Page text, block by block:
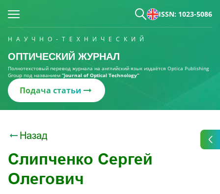
ISSN: 1023-5086
НАУЧНО-ТЕХНИЧЕСКИЙ
ОПТИЧЕСКИЙ ЖУРНАЛ
Полнотекстовый перевод журнала на английский язык издаётся Optica Publishing
Group под названием “Journal of Optical Technology“
Подача статьи
Назад
Слипченко Сергей
Олегович